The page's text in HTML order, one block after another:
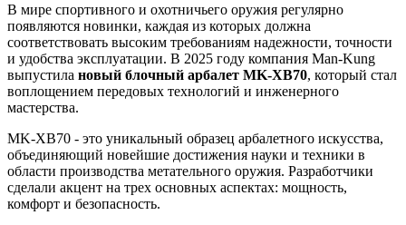
В мире спортивного и охотничьего оружия регулярно
появляются новинки, каждая из которых должна
соответствовать высоким требованиям надежности, точности
и удобства эксплуатации. В 2025 году компания Man-Kung
выпустила новый блочный арбалет MK-XB70, который стал
воплощением передовых технологий и инженерного
мастерства.
MK-XB70 - это уникальный образец арбалетного искусства,
объединяющий новейшие достижения науки и техники в
области производства метательного оружия. Разработчики
сделали акцент на трех основных аспектах: мощность,
комфорт и безопасность.